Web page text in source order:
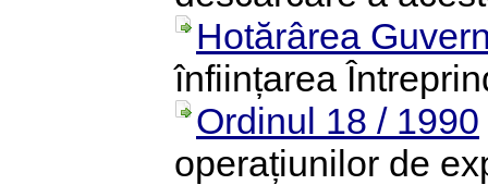
Hotărârea
înființarea
Ordinul 18 / 1990
operațiunilor de